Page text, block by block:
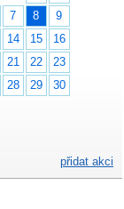
7 8
9
14 15
16
21 22
23
28 29
30
přidat akci